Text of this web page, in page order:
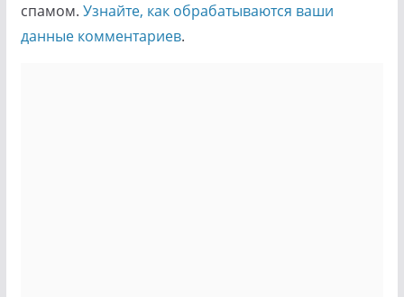
спамом. Узнайте, как обрабатываются ваши
данные комментариев.